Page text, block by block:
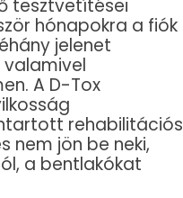
tesztvetítései
hónapokra a fiók
jelenet
A D-Tox
rehabilitációs
nem jön be neki,
a bentlakókat